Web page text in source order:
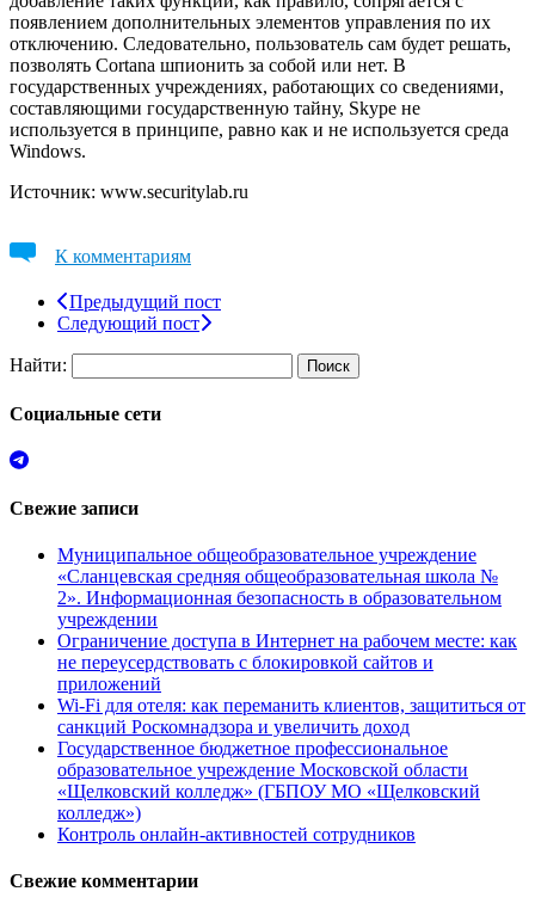
появлением дополнительных элементов управления по их
отключению. Следовательно, пользователь сам будет решать,
позволять Cortana шпионить за собой или нет. В
государственных учреждениях, работающих со сведениями,
составляющими государственную тайну, Skype не
используется в принципе, равно как и не используется среда
Windows.
Источник: www.securitylab.ru
К комментариям
Предыдущий пост
Следующий пост
Найти:
Социальные сети
Свежие записи
Муниципальное общеобразовательное учреждение
«Сланцевская средняя общеобразовательная школа №
2». Информационная безопасность в образовательном
учреждении
Ограничение доступа в Интернет на рабочем месте: как
не переусердствовать с блокировкой сайтов и
приложений
Wi-Fi для отеля: как переманить клиентов, защититься от
санкций Роскомнадзора и увеличить доход
Государственное бюджетное профессиональное
образовательное учреждение Московской области
«Щелковский колледж» (ГБПОУ МО «Щелковский
колледж»)
Контроль онлайн-активностей сотрудников
Свежие комментарии